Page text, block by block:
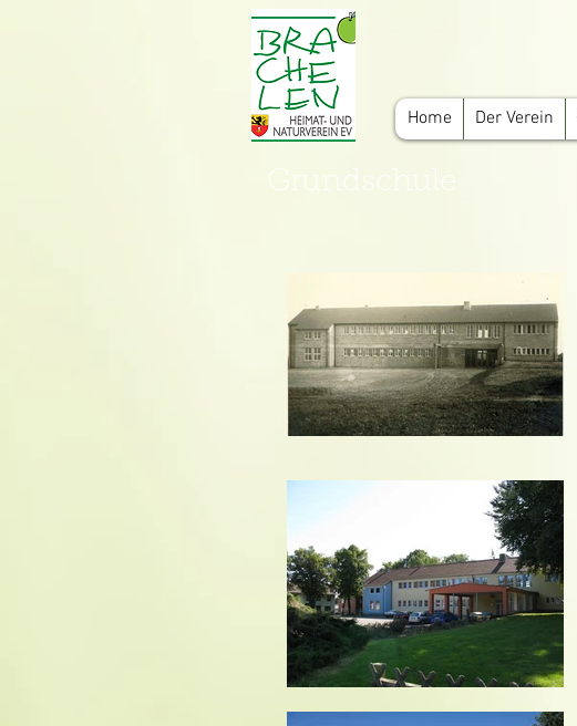
Home Der Verein
Grundschule